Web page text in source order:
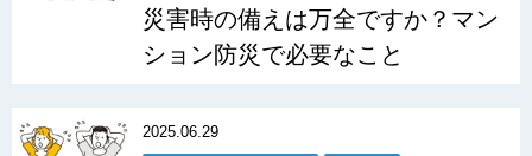
災害時の備えは万全ですか？マン
ション防災で必要なこと
2025.06.29